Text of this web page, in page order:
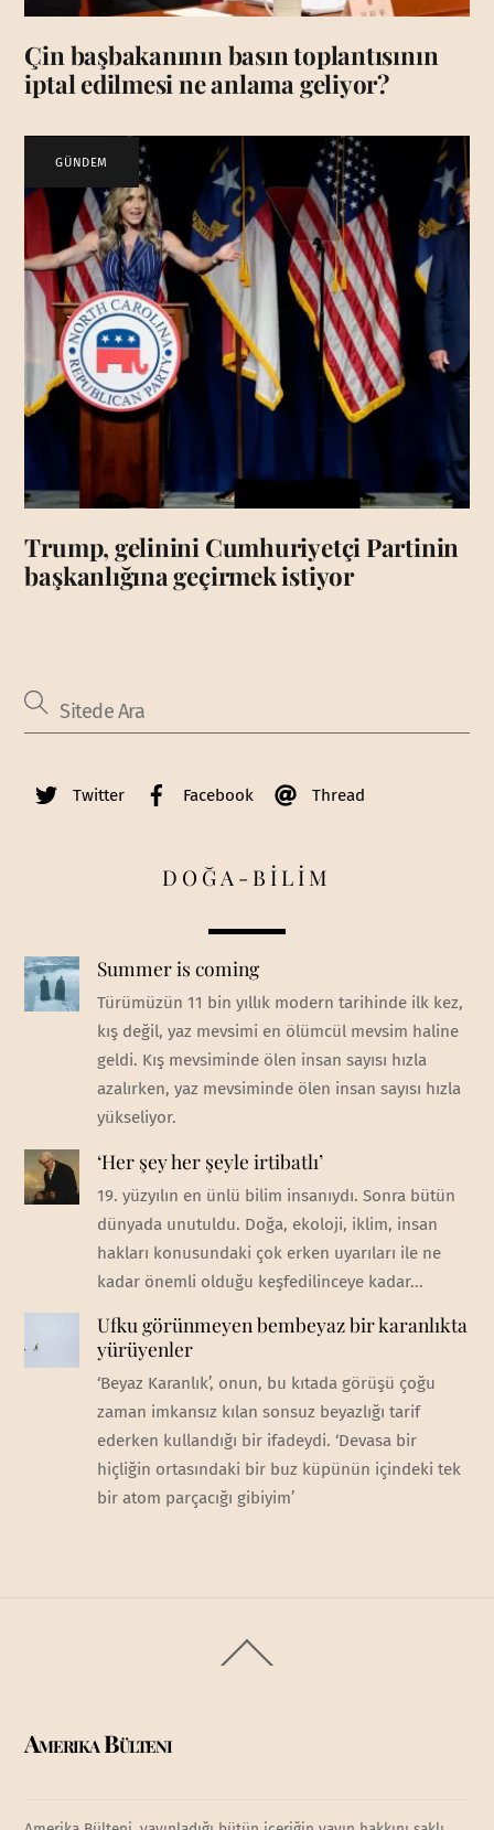
Çin başbakanının basın toplantısının
iptal edilmesi ne anlama geliyor?
GÜNDEM
Trump, gelinini Cumhuriyetçi Partinin
başkanlığına geçirmek istiyor
Twitter Facebook Thread
DOĞA-BİLİM
Summer is coming
Türümüzün 11 bin yıllık modern tarihinde ilk kez,
kış değil, yaz mevsimi en ölümcül mevsim haline
geldi. Kış mevsiminde ölen insan sayısı hızla
azalırken, yaz mevsiminde ölen insan sayısı hızla
yükseliyor.
‘Her şey her şeyle irtibatlı’
19. yüzyılın en ünlü bilim insanıydı. Sonra bütün
dünyada unutuldu. Doğa, ekoloji, iklim, insan
hakları konusundaki çok erken uyarıları ile ne
kadar önemli olduğu keşfedilinceye kadar...
Ufku görünmeyen bembeyaz bir karanlıkta
yürüyenler
‘Beyaz Karanlık’, onun, bu kıtada görüşü çoğu
zaman imkansız kılan sonsuz beyazlığı tarif
ederken kullandığı bir ifadeydi. ‘Devasa bir
hiçliğin ortasındaki bir buz küpünün içindeki tek
bir atom parçacığı gibiyim’
To
Amerika Bülteni